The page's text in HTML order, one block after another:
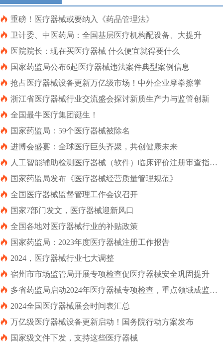
 重磅！医疗器械或要纳入《药品管理法》
 卫计委、中医药局：全国基层医疗机构配设备、大提升
 医院院长：现在买医疗器械 什么便宜就得要什么
 国家药监局公布6起医疗器械违法案件典型案例信息
 抢占医疗器械设备更新万亿级市场！中外企业摩拳擦掌
 浙江省医疗器械行业交流盛会探讨新质生产力与监管创新
 全国最牛医疗集团诞生！
 国家药监局：59个医疗器械被除名
 进博会盛宴：全球医疗巨头齐聚，共创健康未来
 人工智能辅助检测医疗器械（软件）临床评价注册审查指导
原则（2023年第38号）
 国家药监局发布《医疗器械经营质量管理规范》
 全国医疗器械监督管理工作会议召开
 国家7部门发文，医疗器械迎新风口
 全国各地对医疗器械行业的补贴政策
 国家药监局：2023年度医疗器械注册工作报告
 2024，医疗器械行业七大调整
 宿州市市场监管局开展专项检查促医疗器械安全巩固提升
 多省药监局启动2024年医疗器械专项检查，重点领域成监管
 2024全国医疗器械展会时间表汇总
 万亿级医疗器械设备更新启动！国务院行动方案发布
 国家级文件下发，支持这些医疗器械